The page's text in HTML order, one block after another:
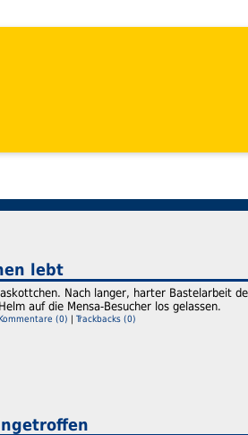
lebt
Nach langer, harter Bastelarbeit
auf die Mensa-Besucher los gelassen.
(0) | Trackbacks (0)